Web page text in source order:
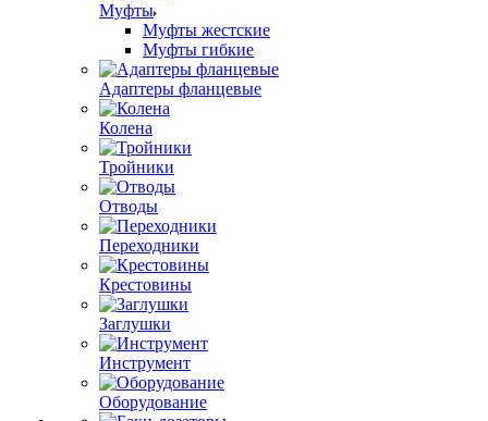
Муфты
Муфты жестские
Муфты гибкие
Адаптеры фланцевые
Колена
Тройники
Отводы
Переходники
Крестовины
Заглушки
Инструмент
Оборудование